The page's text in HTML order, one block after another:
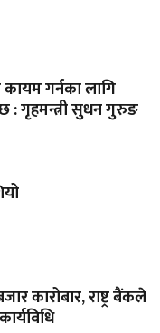
कायम गर्नका लागि
: गृहमन्त्री सुधन गुरुङ
कारोबार, राष्ट्र बैंकले